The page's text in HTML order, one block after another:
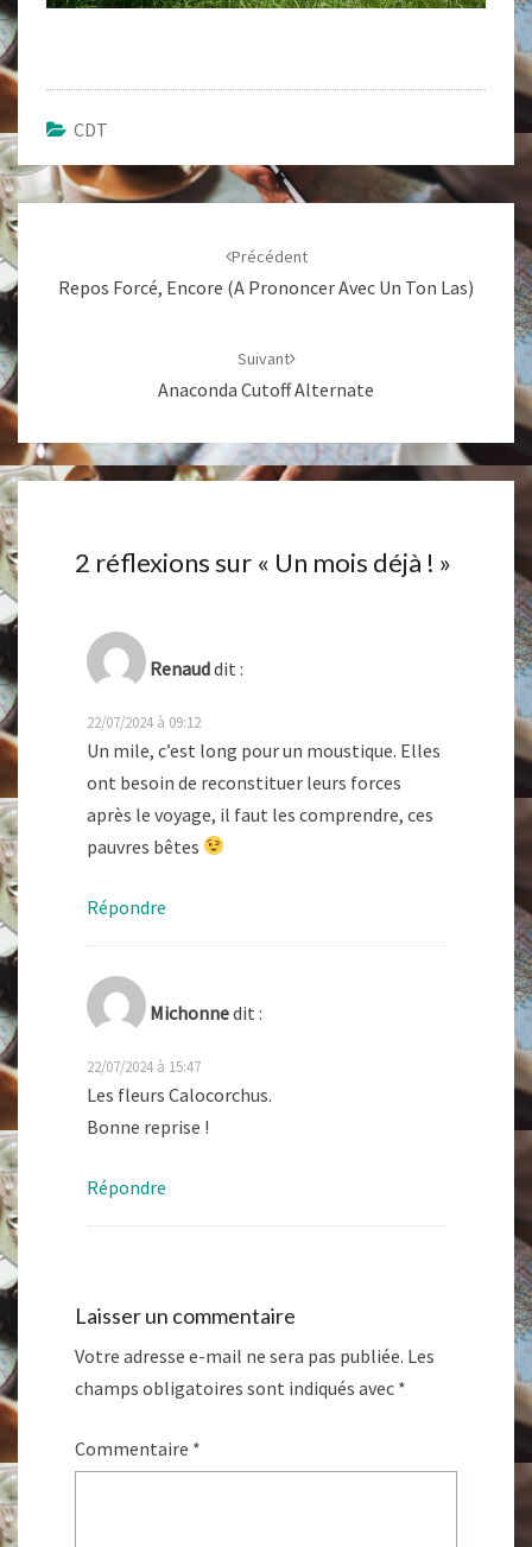
CDT
Navigation
d'article
Précédent
Repos Forcé, Encore (a Prononcer Avec Un Ton Las)
Suivant
Anaconda Cutoff Alternate
2 réflexions sur « Un mois déjà ! »
Renauddit :
22/07/2024 à 09:12
Un mile, c’est long pour un moustique. Elles
ont besoin de reconstituer leurs forces
après le voyage, il faut les comprendre, ces
pauvres bêtes
Répondre
Michonnedit :
22/07/2024 à 15:47
Les fleurs Calocorchus.
Bonne reprise !
Répondre
Laisser un commentaire
Votre adresse e-mail ne sera pas publiée. Les
champs obligatoires sont indiqués avec *
Commentaire *